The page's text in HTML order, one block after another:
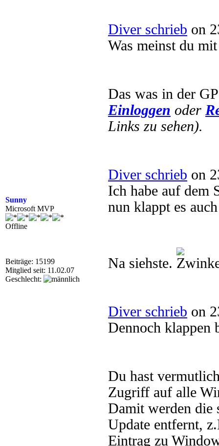
Sunny
Microsoft MVP
Offline
Beiträge: 15199
Mitglied seit: 11.02.07
Geschlecht:
Diver schrieb on
Was meinst du
Das was in der
Einloggen oder
Links zu sehen).
Diver schrieb on
Ich habe auf dem
nun klappt es
Na siehste.
Diver schrieb on
Dennoch klappen
Du hast
Zugriff auf alle
Damit werden die
Update entfernt,
Eintrag zu